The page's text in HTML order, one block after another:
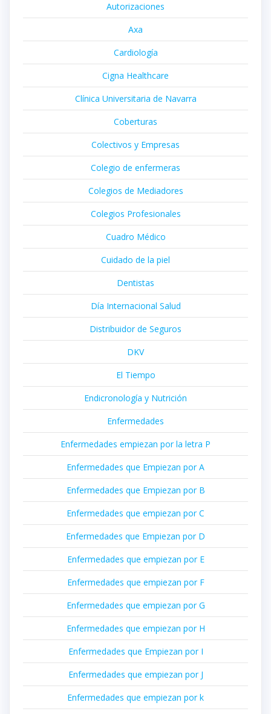
Autorizaciones
Axa
Cardiología
Cigna Healthcare
Clínica Universitaria de Navarra
Coberturas
Colectivos y Empresas
Colegio de enfermeras
Colegios de Mediadores
Colegios Profesionales
Cuadro Médico
Cuidado de la piel
Dentistas
Día Internacional Salud
Distribuidor de Seguros
DKV
El Tiempo
Endicronología y Nutrición
Enfermedades
Enfermedades empiezan por la letra P
Enfermedades que Empiezan por A
Enfermedades que Empiezan por B
Enfermedades que empiezan por C
Enfermedades que Empiezan por D
Enfermedades que empiezan por E
Enfermedades que empiezan por F
Enfermedades que empiezan por G
Enfermedades que empiezan por H
Enfermedades que Empiezan por I
Enfermedades que empiezan por J
Enfermedades que empiezan por k